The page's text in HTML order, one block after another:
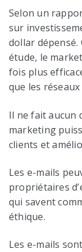
Selon un
sur
dollar
étude, le
fois plus
que les
Il ne fait aucun
marketing
clients et
Les e-mails
propriétaires
qui savent
éthique.
Les e-mails